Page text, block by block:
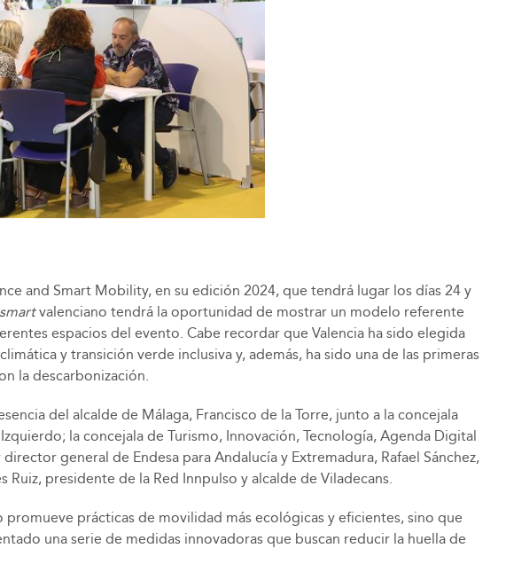
and Smart Mobility, en su edición 2024, que tendrá lugar los días 24 y
smartvalenciano tendrá la oportunidad de mostrar un modelo referente
espacios del evento. Cabe recordar que Valencia ha sido elegida
y transición verde inclusiva​ y, además, ha sido una de las primeras
la descarbonización.
del alcalde de Málaga, Francisco de la Torre, junto a la concejala
la concejala de Turismo, Innovación, Tecnología, Agenda Digital
general de Endesa para Andalucía y Extremadura, Rafael Sánchez,
presidente de la Red Innpulso y alcalde de Viladecans.
prácticas de movilidad más ecológicas y eficientes, sino que
una serie de medidas innovadoras que buscan reducir la huella de